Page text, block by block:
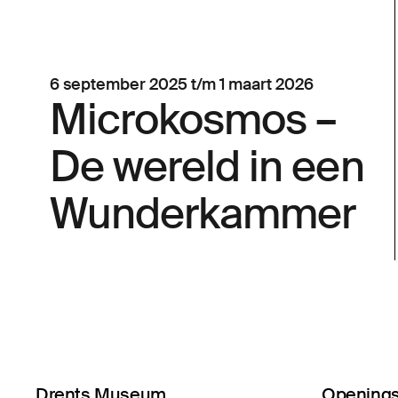
6 september 2025 t/m 1 maart 2026
Micro­kos­mos –
De wereld in een
Wunderkammer